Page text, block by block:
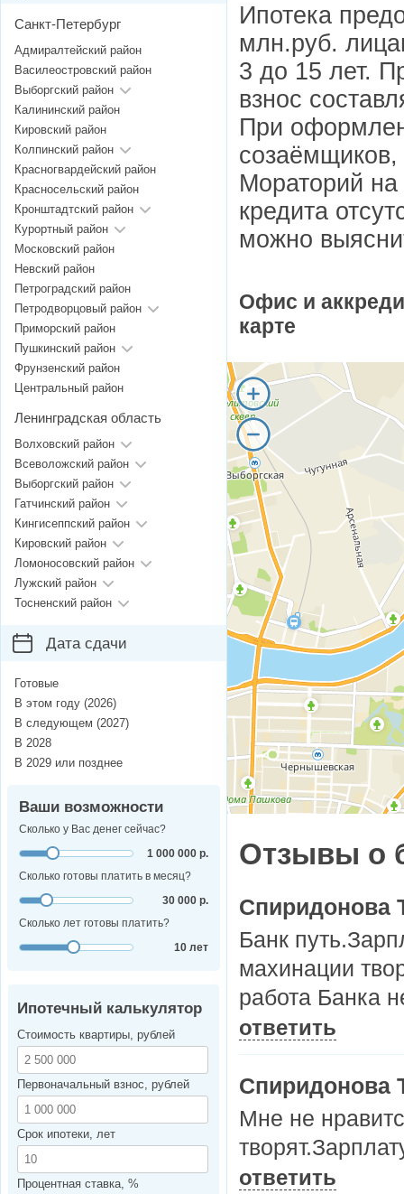
Ипотека
млн.руб.
3 до 15 лет.
взнос
При
Мораторий на
кредита
можно
Офис и
карте
Отзывы о
Спиридонова
Банк
махинации
работа Банка
ответить
Спиридонова
Мне не
ответить
Санкт-Петербург
Адмиралтейский район
Василеостровский район
Выборгский район
Калининский район
Кировский район
Колпинский район
Красногвардейский район
Красносельский район
Кронштадтский район
Курортный район
Московский район
Невский район
Петроградский район
Петродворцовый район
Приморский район
Пушкинский район
Фрунзенский район
Центральный район
Ленинградская область
Волховский район
Всеволожский район
Выборгский район
Гатчинский район
Кингисеппский район
Кировский район
Ломоносовский район
Лужский район
Тосненский район
Дата сдачи
Готовые
В этом году (2026)
В следующем (2027)
В 2028
В 2029 или позднее
Ваши возможности
Сколько у Вас денег сейчас?
1 000 000 р.
Сколько готовы платить в месяц?
30 000 р.
Сколько лет готовы платить?
10 лет
Ипотечный калькулятор
Стоимость квартиры, рублей
Первоначальный взнос, рублей
Срок ипотеки, лет
Процентная ставка, %